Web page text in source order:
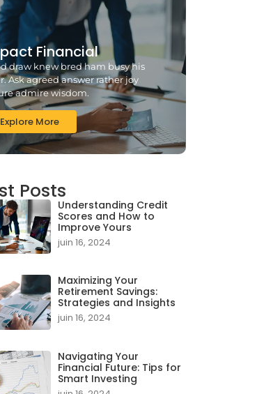
Financial
draw knew bred ham busy his
Ask agreed answer rather joy
admire wisdom.
Explore More
Posts
Understanding Credit
Scores and How to
Improve Yours
juin 16, 2024
Maximizing Your
Retirement Savings:
Strategies and Insights
juin 16, 2024
Navigating Your
Financial Future: Tips for
Smart Investing